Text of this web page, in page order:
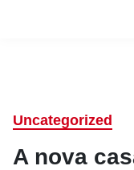
Uncategorized
A nova